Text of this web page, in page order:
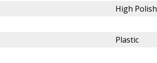
High Polish
Plastic